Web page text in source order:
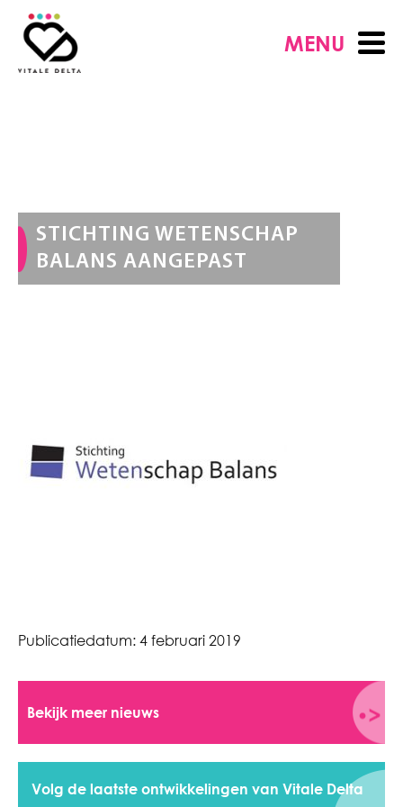
MENU
STICHTING WETENSCHAP
BALANS AANGEPAST
Publicatiedatum: 4 februari 2019
Bekijk meer nieuws
Volg de laatste ontwikkelingen van Vitale Delta